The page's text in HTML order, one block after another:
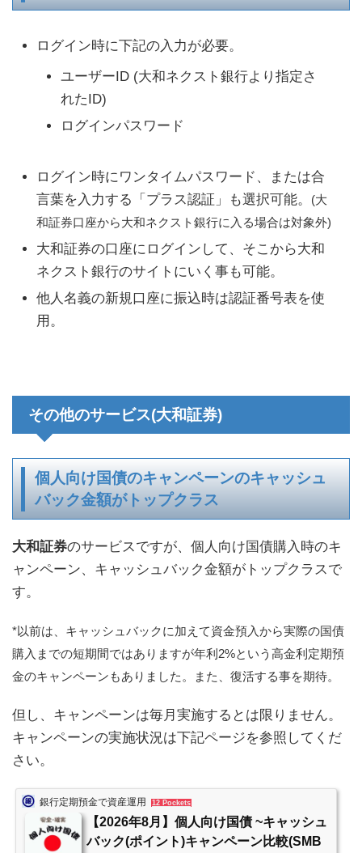
ログイン時に下記の入力が必要。
ユーザーID (大和ネクスト銀行より指定さ
れたID)
ログインパスワード
ログイン時にワンタイムパスワード、または合
言葉を入力する「プラス認証」も選択可能。
(大
和証券口座から大和ネクスト銀行に入る場合は対象外)
大和証券の口座にログインして、そこから大和
ネクスト銀行のサイトにいく事も可能。
他人名義の新規口座に振込時は認証番号表を使
用。
その他のサービス(大和証券)
個人向け国債のキャンペーンのキャッシュ
バック金額がトップクラス
大和証券のサービスですが、個人向け国債購入時のキ
ャンペーン、キャッシュバック金額がトップクラスで
す。
*以前は、キャッシュバックに加えて資金預入から実際の国債
購入までの短期間ではありますが年利2%という高金利定期預
金のキャンペーンもありました。また、復活する事を期待。
但し、キャンペーンは毎月実施するとは限りません。
キャンペーンの実施状況は下記ページを参照してくだ
さい。
銀行定期預金で資産運用 12 Pockets
【2026年8月】個人向け国債 ~キャッシュ
バック(ポイント)キャンペーン比較(SMB